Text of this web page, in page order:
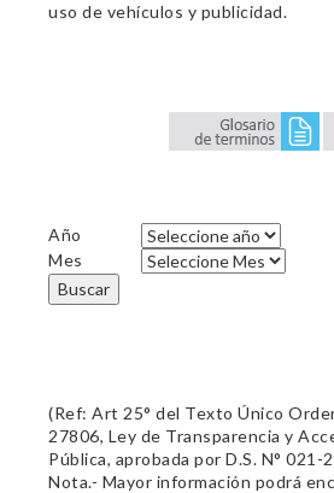
uso de vehículos y publicidad.
Año
Mes
Buscar
(Ref: Art 25° del Texto Único
27806, Ley de Transparencia y
Pública, aprobada por D.S. N° 021-
Nota.- Mayor información podrá